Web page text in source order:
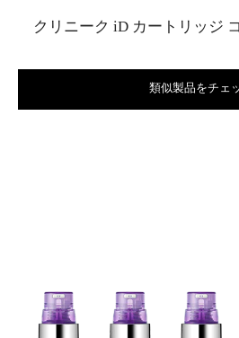
クリニーク iD カートリッジ
類似製品をチェ